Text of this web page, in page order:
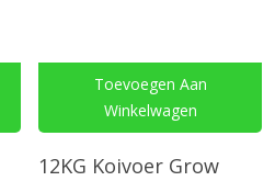
Toevoegen Aan
Winkelwagen
12KG Koivoer Grow